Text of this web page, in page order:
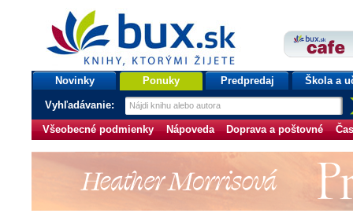
bux.sk
knihy, ktorými žijete
Úvodná stránka
Novinky Ponuky Predpredaj Škola a
Vyhľadávanie:
Všeobecné podmienky Nápoveda Doprava a poštovné